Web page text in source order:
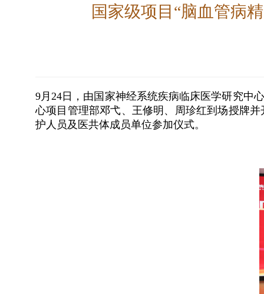
国家级项目“脑血管病
9月24日，由国家神经系统疾病临床医学研究中
心项目管理部邓弋、王修明、周珍红到场授牌
护人员及医共体成员单位参加仪式。